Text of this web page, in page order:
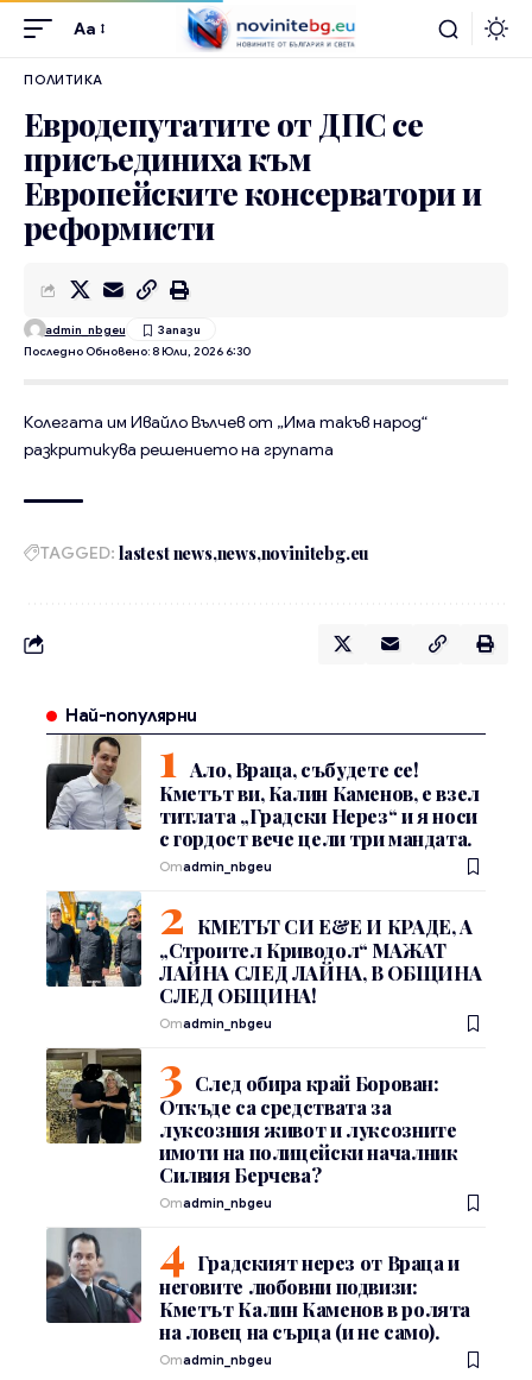
Aa
ПОЛИТИКА
Евродепутатите от ДПС се
присъединиха към
Европейските консерватори и
реформисти
Последно Обновено: 8 Юли, 2026 6:30
admin_nbgeu
Колегата им Ивайло Вълчев от „Има такъв народ“
разкритикува решението на групата
TAGGED: lastest news news novinitebg.eu
Най-популярни
Ало, Враца, събудете се!
Кметът ви, Калин Каменов, е взел
титлата „Градски Нерез“ и я носи
с гордост вече цели три мандата.
Отadmin_nbgeu
КМЕТЪТ СИ Е&Е И КРАДЕ, А
„Строител Криводол“ МАЖАТ
ЛАЙНА СЛЕД ЛАЙНА, В ОБЩИНА
СЛЕД ОБЩИНА!
Отadmin_nbgeu
След обира край Борован:
Откъде са средствата за
луксозния живот и луксозните
имоти на полицейски началник
Силвия Берчева?
Отadmin_nbgeu
Градският нерез от Враца и
неговите любовни подвизи:
Кметът Калин Каменов в ролята
на ловец на сърца (и не само).
Отadmin_nbgeu